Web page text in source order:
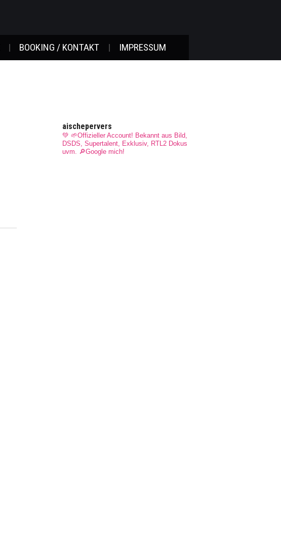
BOOKING / KONTAKT IMPRESSUM
aischepervers
💚 🌱Offizieller Account! Bekannt aus Bild,
DSDS, Supertalent, Exklusiv, RTL2 Dokus
uvm. 🔎Google mich!